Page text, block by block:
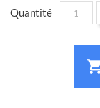
Quantité